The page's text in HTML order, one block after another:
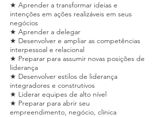
★Ganhe recompensa em vez de
salário e quebre seus próprios
paradigmas
★ Aprender a transformar ideias e
intenções em ações realizáveis em seus
negócios
★ Aprender a delegar
★ Desenvolver e ampliar as competências
interpessoal e relacional
★ Preparar para assumir novas posições de
liderança
★ Desenvolver estilos de liderança
integradores e construtivos
★ Liderar equipes de alto nível
★ Preparar para abrir seu
empreendimento, negócio, clínica